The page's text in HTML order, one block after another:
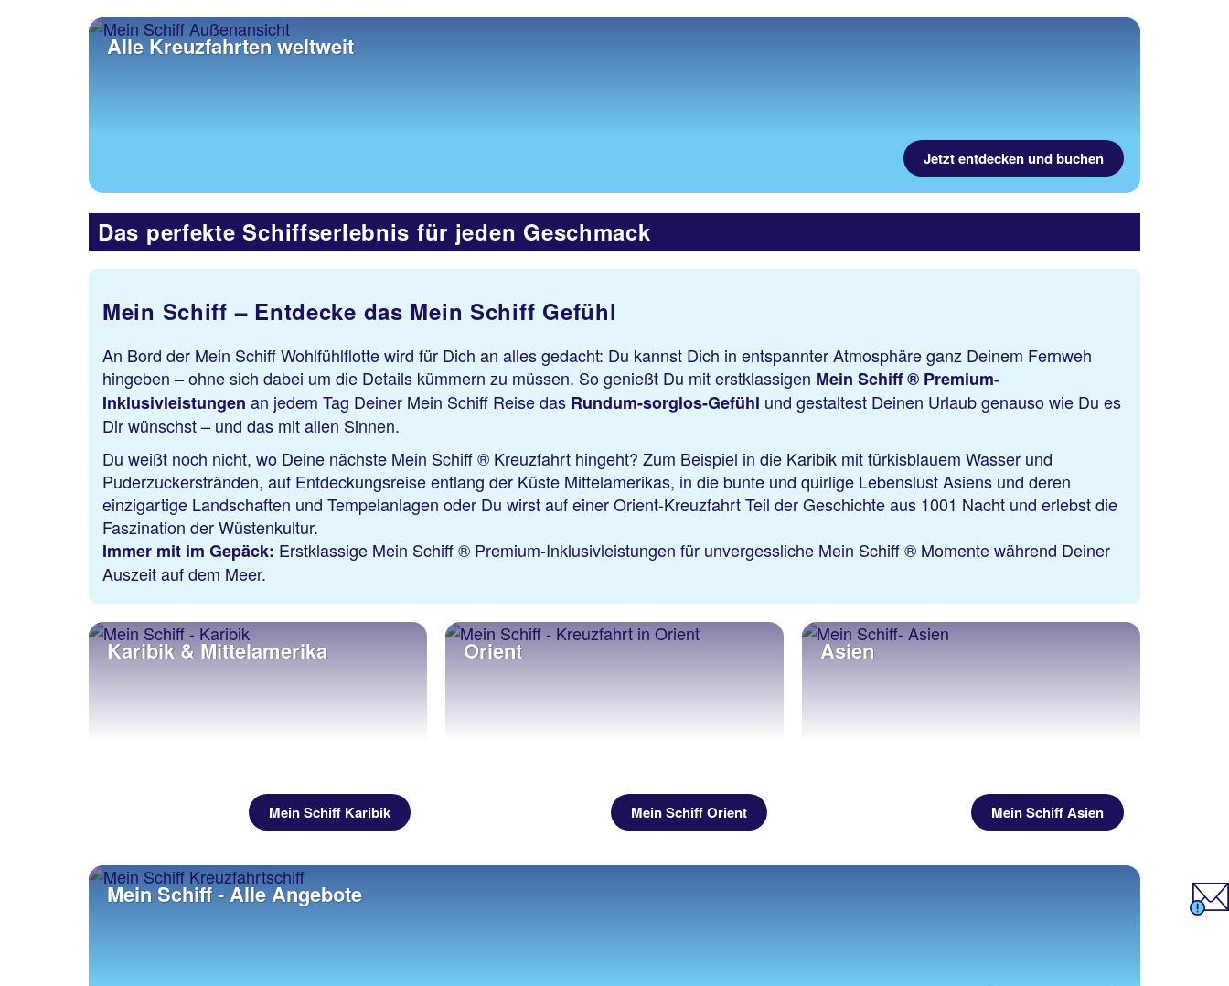
Alle Kreuzfahrten weltweit
Jetzt entdecken und buchen
Das perfekte Schiffserlebnis für jeden Geschmack
Mein Schiff – Entdecke das Mein Schiff Gefühl
An Bord der Mein Schiff Wohlfühlflotte wird für Dich an alles gedacht: Du kannst Dich in entspannter Atmosphäre ganz Deinem Fernweh
hingeben – ohne sich dabei um die Details kümmern zu müssen. So genießt Du mit erstklassigen Mein Schiff ® Premium-
Inklusivleistungen an jedem Tag Deiner Mein Schiff Reise das Rundum-sorglos-Gefühl und gestaltest Deinen Urlaub genauso wie Du es
Dir wünschst – und das mit allen Sinnen.
Du weißt noch nicht, wo Deine nächste Mein Schiff ® Kreuzfahrt hingeht? Zum Beispiel in die Karibik mit türkisblauem Wasser und
Puderzuckerstränden, auf Entdeckungsreise entlang der Küste Mittelamerikas, in die bunte und quirlige Lebenslust Asiens und deren
einzigartige Landschaften und Tempelanlagen oder Du wirst auf einer Orient-Kreuzfahrt Teil der Geschichte aus 1001 Nacht und erlebst die
Faszination der Wüstenkultur.
Immer mit im Gepäck: Erstklassige Mein Schiff ® Premium-Inklusivleistungen für unvergessliche Mein Schiff ® Momente während Deiner
Auszeit auf dem Meer.
Karibik & Mittelamerika
Mein Schiff Karibik
Orient
Mein Schiff Orient
Asien
Mein Schiff Asien
Mein Schiff - Alle Angebote